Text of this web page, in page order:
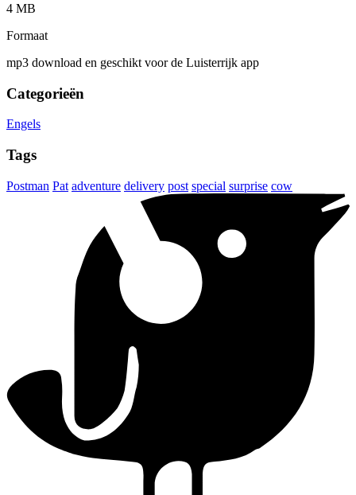
4 MB
Formaat
mp3 download en geschikt voor de Luisterrijk app
Categorieën
Engels
Tags
Postman Pat adventure delivery post special surprise cow